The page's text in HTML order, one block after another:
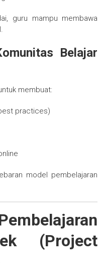
guru mampu membawa
Belajar
membuat:
practices)
model pembelajaran
(Project